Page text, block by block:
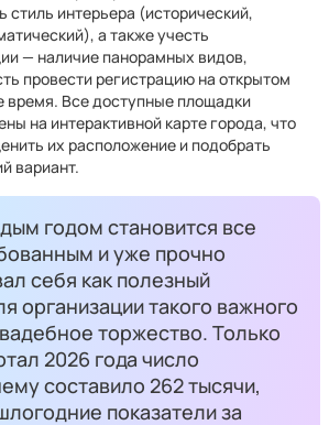
стиль интерьера (исторический,
а также учесть
— наличие панорамных видов,
провести регистрацию на открытом
время. Все доступные площадки
на интерактивной карте города, что
их расположение и подобрать
вариант.
годом становится все
и уже прочно
себя как полезный
организации такого важного
торжество. Только
2026 года число
составило 262 тысячи,
показатели за